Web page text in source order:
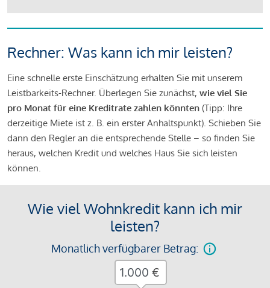
Rechner: Was kann ich mir leisten?
Eine schnelle erste Einschätzung erhalten Sie mit unserem
Leistbarkeits-Rechner. Überlegen Sie zunächst, wie viel Sie
pro Monat für eine Kreditrate zahlen könnten (Tipp: Ihre
derzeitige Miete ist z. B. ein erster Anhaltspunkt). Schieben Sie
dann den Regler an die entsprechende Stelle – so finden Sie
heraus, welchen Kredit und welches Haus Sie sich leisten
können.
Wie viel Wohnkredit kann ich mir
leisten?
Monatlich verfügbarer Betrag:
€